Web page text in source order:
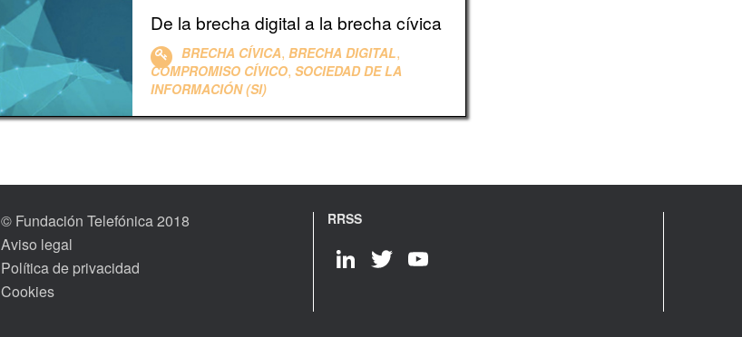
De la brecha digital a la brecha cívica
BRECHA CÍVICA, BRECHA DIGITAL,
COMPROMISO CÍVICO, SOCIEDAD DE LA
INFORMACIÓN (SI)
© Fundación Telefónica 2018
Aviso legal
Política de privacidad
Cookies
RRSS
LinkedInTwitter